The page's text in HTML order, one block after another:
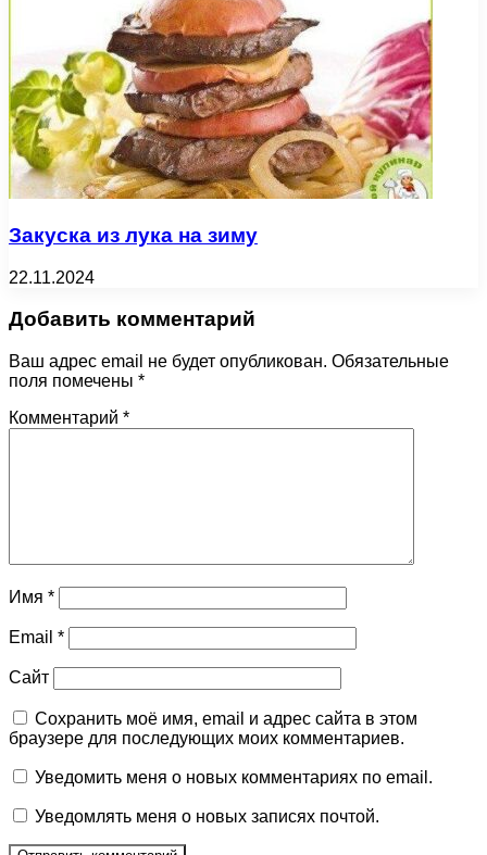
Закуска из лука на зиму
22.11.2024
Добавить комментарий
Ваш адрес email не будет опубликован. Обязательные
поля помечены *
Комментарий *
Имя *
Email *
Сайт
Сохранить моё имя, email и адрес сайта в этом
браузере для последующих моих комментариев.
Уведомить меня о новых комментариях по email.
Уведомлять меня о новых записях почтой.